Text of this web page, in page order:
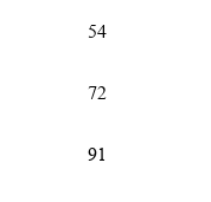
54
72
91